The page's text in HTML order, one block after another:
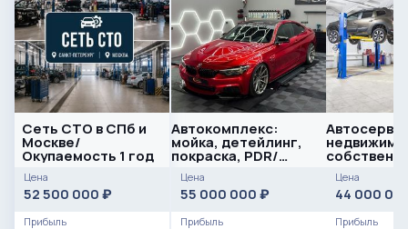
Сеть СТО в СПб и
Москве/
Окупаемость 1 год
Цена
52 500 000 ₽
Прибыль
Автокомплекс:
мойка, детейлинг,
покраска, PDR/
Прибыль 6.0 млн/
Соц.сети
Цена
55 000 000 ₽
Прибыль
Цена
44 000
Прибыль